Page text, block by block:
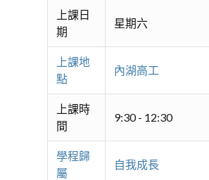
上課日
期
星期六
上課地
點
內湖高工
上課時
間
9:30 - 12:30
學程歸
屬
自我成長